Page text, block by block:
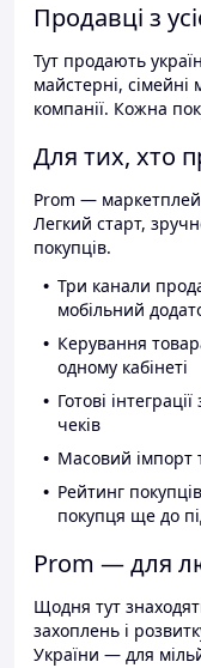
Продавці з
Тут продають
майстерні,
компанії. Кожна
Для тих, хто
Prom —
Легкий старт,
покупців.
Три канали
мобільний
Керування
одному кабінеті
Готові
чеків
Масовий імпорт
Рейтинг
покупця ще до
Prom — для
Щодня тут
захоплень і
України — для